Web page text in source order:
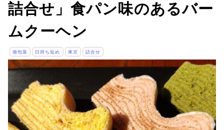
詰合せ」食パン味のあるバー
ムクーヘン
個包装 日持ち短め 東京 詰合せ